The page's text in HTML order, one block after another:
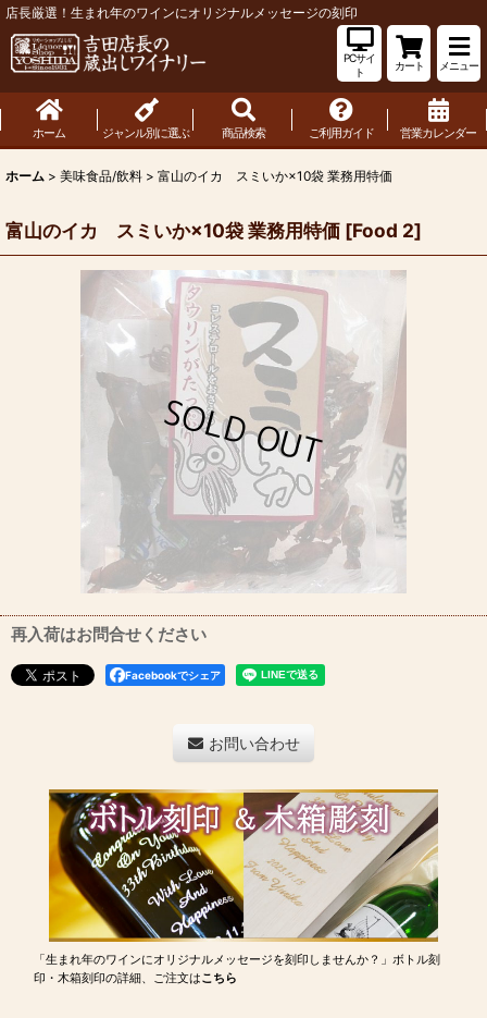
店長厳選！生まれ年のワインにオリジナルメッセージの刻印
PCサイ
ト
カート メニュー
ホーム ジャンル別に選ぶ 商品検索 ご利用ガイド 営業カレンダー
ホーム > 美味食品/飲料 > 富山のイカ スミいか×10袋 業務用特価
富山のイカ スミいか×10袋 業務用特価 [Food 2]
再入荷はお問合せください
Facebookでシェア
お問い合わせ
「生まれ年のワインにオリジナルメッセージを刻印しませんか？」ボトル刻
印・木箱刻印の詳細、ご注文はこちら